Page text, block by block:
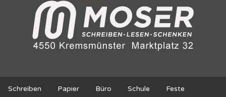
Schreiben Papier Büro Schule Feste